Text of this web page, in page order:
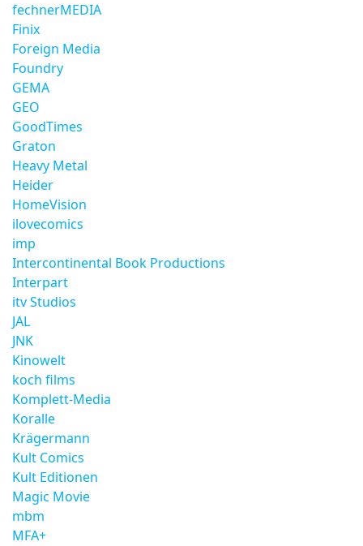
fechnerMEDIA
Finix
Foreign Media
Foundry
GEMA
GEO
GoodTimes
Graton
Heavy Metal
Heider
HomeVision
ilovecomics
imp
Intercontinental Book Productions
Interpart
itv Studios
JAL
JNK
Kinowelt
koch films
Komplett-Media
Koralle
Krägermann
Kult Comics
Kult Editionen
Magic Movie
mbm
MFA+